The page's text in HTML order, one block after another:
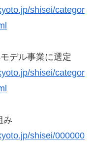
shisei/categor
デル事業に選定
shisei/categor
み
shisei/000000